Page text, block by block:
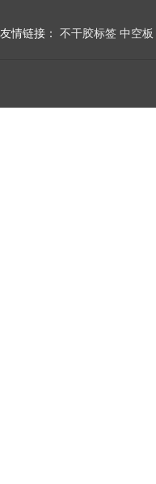
友情链接： 不干胶标签 中空板